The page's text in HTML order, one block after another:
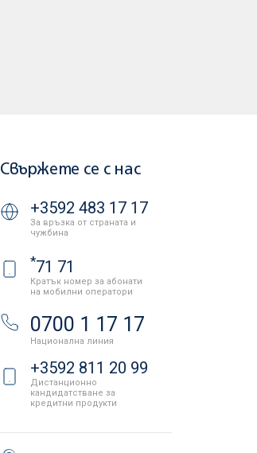
Свържете се с нас
+3592 483 17 17
За връзка от страната и
чужбина
*71 71
Кратък номер за абонати
на мобилни оператори
0700 1 17 17
Национална линия
+3592 811 20 99
Дистанционно
кандидатстване за
кредитни продукти